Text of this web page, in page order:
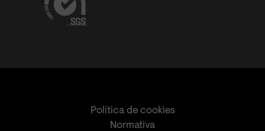
Política de cookies
Normativa